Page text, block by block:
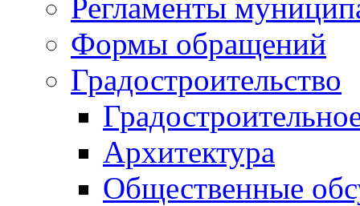
Регламенты
Формы обращений
Градостроительство
Архитектура
Общественные